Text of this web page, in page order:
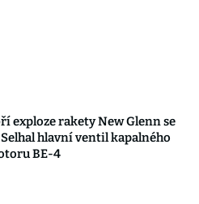
exploze rakety New Glenn se
hlavní ventil kapalného
BE-4